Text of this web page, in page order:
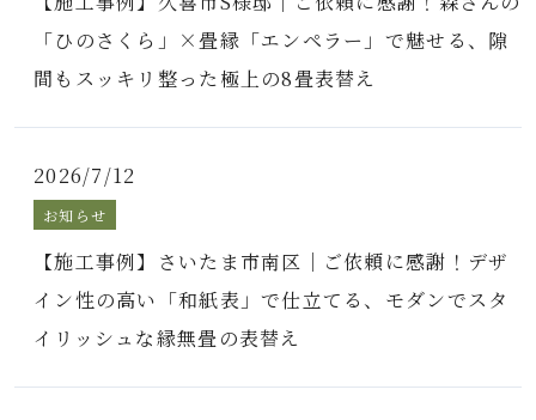
「ひのさくら」×畳縁「エンペラー」で魅せる、隙
間もスッキリ整った極上の8畳表替え
2026/7/12
お知らせ
【施工事例】さいたま市南区｜ご依頼に感謝！デザ
イン性の高い「和紙表」で仕立てる、モダンでスタ
イリッシュな縁無畳の表替え